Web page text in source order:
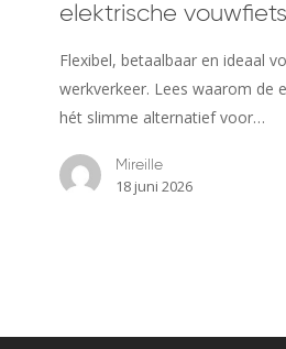
ultralichte
EMQ®
elektrische
elektrische vouwfiets
Flexibel, betaalbaar en ideaal
werkverkeer. Lees waarom de
hét slimme alternatief voor…
Mireille
18 juni 2026